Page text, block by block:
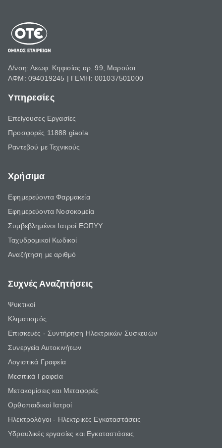
Δ/νση: Λεωφ. Κηφισίας αρ. 99, Μαρούσι
ΑΦΜ: 094019245 | ΓΕΜΗ: 001037501000
Υπηρεσίες
Επείγουσες Εργασίες
Προσφορές 11888 giaola
Ραντεβού με Τεχνικούς
Χρήσιμα
Εφημερεύοντα Φαρμακεία
Εφημερεύοντα Νοσοκομεία
Συμβεβλημένοι Ιατροί ΕΟΠΥΥ
Ταχυδρομικοί Κωδικοί
Αναζήτηση με αριθμό
Συχνές Αναζητήσεις
Ψυκτικοί
Κλιματισμός
Επισκευές - Συντήρηση Ηλεκτρικών Συσκευών
Συνεργεία Αυτοκινήτων
Λογιστικά Γραφεία
Μεσιτικά Γραφεία
Μετακομίσεις και Μεταφορές
Ορθοπαιδικοί Ιατροί
Ηλεκτρολόγοι - Ηλεκτρικές Εγκαταστάσεις
Υδραυλικές εργασίες και Εγκαταστάσεις